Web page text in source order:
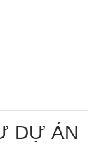
DỰ ÁN